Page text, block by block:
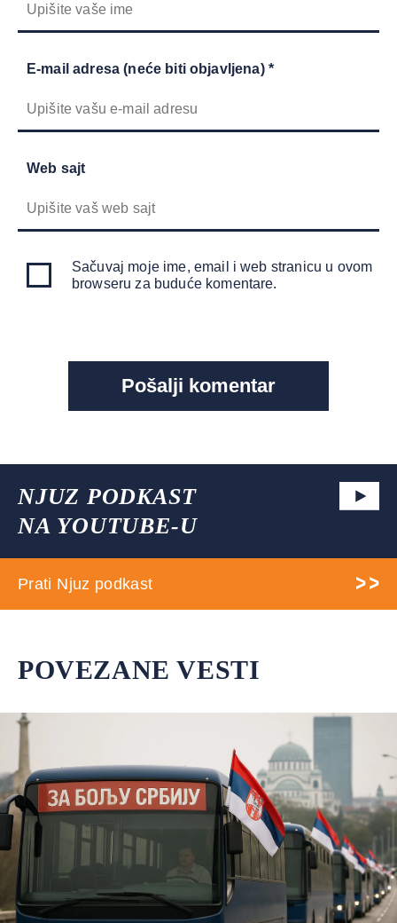
E-mail adresa (neće biti objavljena) *
Web sajt
Sačuvaj moje ime, email i web stranicu u ovom
browseru za buduće komentare.
NJUZ PODKAST
NA YOUTUBE-U
Prati Njuz podkast
POVEZANE VESTI